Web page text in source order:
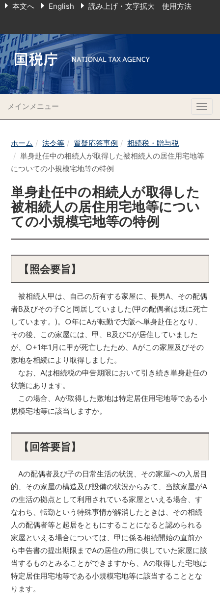
本文へ English 読み上げ・文字拡大 使用方法
メインメニュー
ホーム 法令等 質疑応答事例
相続税・贈与税
単身赴任中の相続人が取得した被相続人の居住用宅地等
についての小規模宅地等の特例
単身赴任中の相続人が取得した
被相続人の居住用宅地等につい
ての小規模宅地等の特例
【照会要旨】
被相続人甲は、自己の所有する家屋に、長男A、その配偶
者B及びその子Cと同居していました(甲の配偶者は既に死亡
しています。)。○年にAが転勤で大阪へ単身赴任となり、
その後、この家屋には、甲、B及びCが居住していました
が、○+1年1月に甲が死亡したため、Aがこの家屋及びその
敷地を相続により取得しました。
なお、Aは相続税の申告期限において引き続き単身赴任の
状態にあります。
この場合、Aが取得した敷地は特定居住用宅地等である小
規模宅地等に該当しますか。
【回答要旨】
Aの配偶者及び子の日常生活の状況、その家屋への入居目
的、その家屋の構造及び設備の状況からみて、当該家屋がA
の生活の拠点として利用されている家屋といえる場合、す
なわち、転勤という特殊事情が解消したときは、その相続
人の配偶者等と起居をともにすることになると認められる
家屋といえる場合については、甲に係る相続開始の直前か
ら申告書の提出期限までAの居住の用に供していた家屋に該
当するものとみることができますから、Aの取得した宅地は
特定居住用宅地等である小規模宅地等に該当することとな
ります。